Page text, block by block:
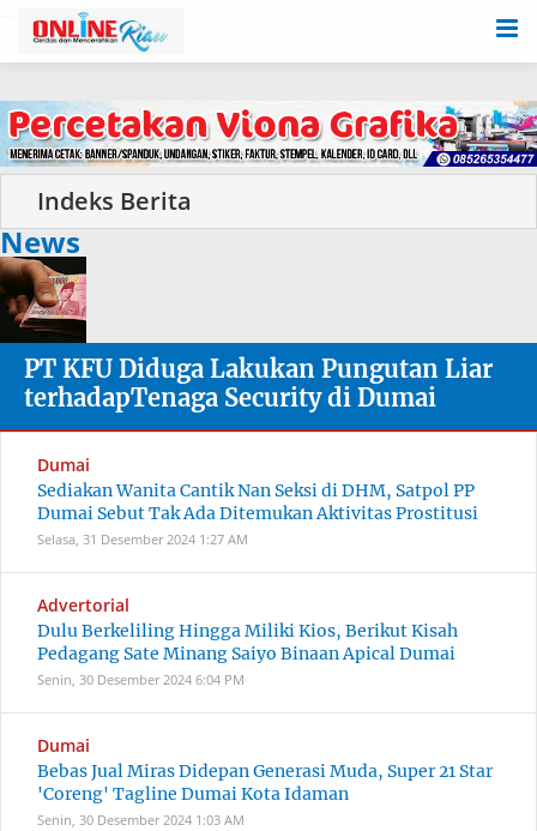
News
PT KFU Diduga Lakukan Pungutan Liar
terhadapTenaga Security di Dumai
Dumai
Sediakan Wanita Cantik Nan Seksi di DHM, Satpol PP
Dumai Sebut Tak Ada Ditemukan Aktivitas Prostitusi
Selasa, 31 Desember 2024 1:27 AM
Advertorial
Dulu Berkeliling Hingga Miliki Kios, Berikut Kisah
Pedagang Sate Minang Saiyo Binaan Apical Dumai
Senin, 30 Desember 2024 6:04 PM
Dumai
Bebas Jual Miras Didepan Generasi Muda, Super 21 Star
'Coreng' Tagline Dumai Kota Idaman
Senin, 30 Desember 2024 1:03 AM